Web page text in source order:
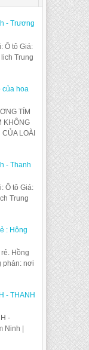
- Trương
Ô tô Giá:
Trung
của hoa
TÍM
KHÔNG
LOÀI
- Thanh
Ô tô Giá:
Trung
: Hông
Hồng
phản: nơi
- THANH
-
|